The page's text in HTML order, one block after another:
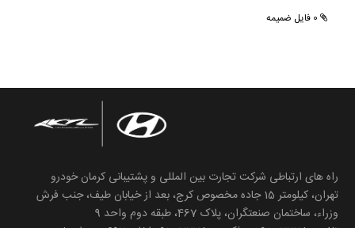
راه های ارتباطی شرکت تجارت بین المللی و پشتیبانی کرمان خودرو
تهران، کیلومتر 15 جاده مخصوص کرج، بعد از خیابان طیف، جنب فرش
وزراء، ساختمان صنعتگران، پلاک 467، طبقه دوم واحد 9